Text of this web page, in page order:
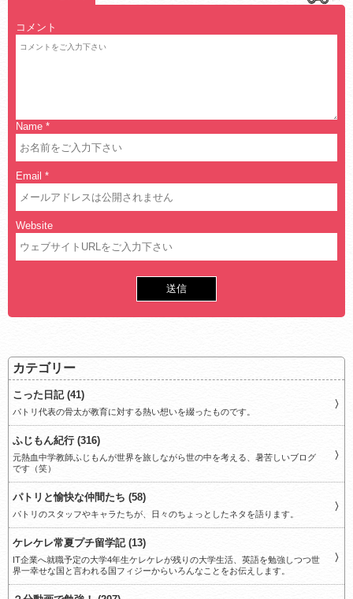
コメント
Name *
Email *
Website
カテゴリー
こった日記 (41)
パトリ代表の骨太が教育に対する熱い想いを綴ったものです。
ふじもん紀行 (316)
元熱血中学教師ふじもんが世界を旅しながら世の中を考える、暑苦しいブログ
です（笑）
パトリと愉快な仲間たち (58)
パトリのスタッフやキャラたちが、日々のちょっとしたネタを語ります。
ケレケレ常夏プチ留学記 (13)
IT企業へ就職予定の大学4年生ケレケレが残りの大学生活、英語を勉強しつつ世
界一幸せな国と言われる国フィジーからいろんなことをお伝えします。